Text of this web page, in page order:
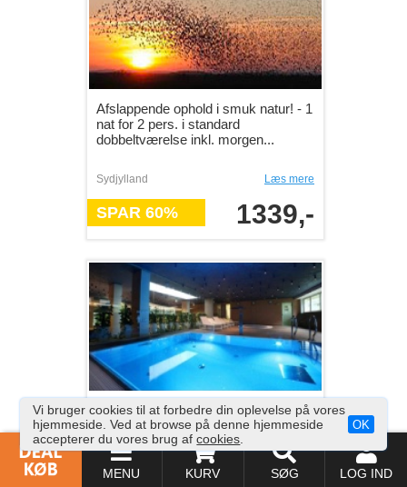
MENU KURV SØG LOG IND
Afslappende ophold i smuk natur! - 1
nat for 2 pers. i standard
dobbeltværelse inkl. morgen...
Sydjylland Læs mere
SPAR 60% 1339,-
Strand og wellnessophold i Polen
med 3 overnatninger - 3
overnatninger på Golden Tulip
Mied...
Polen Læs mere
Vi bruger cookies til at forbedre din oplevelse på vores
hjemmeside. Ved at browse på denne hjemmeside
accepterer du vores brug afcookies
OK